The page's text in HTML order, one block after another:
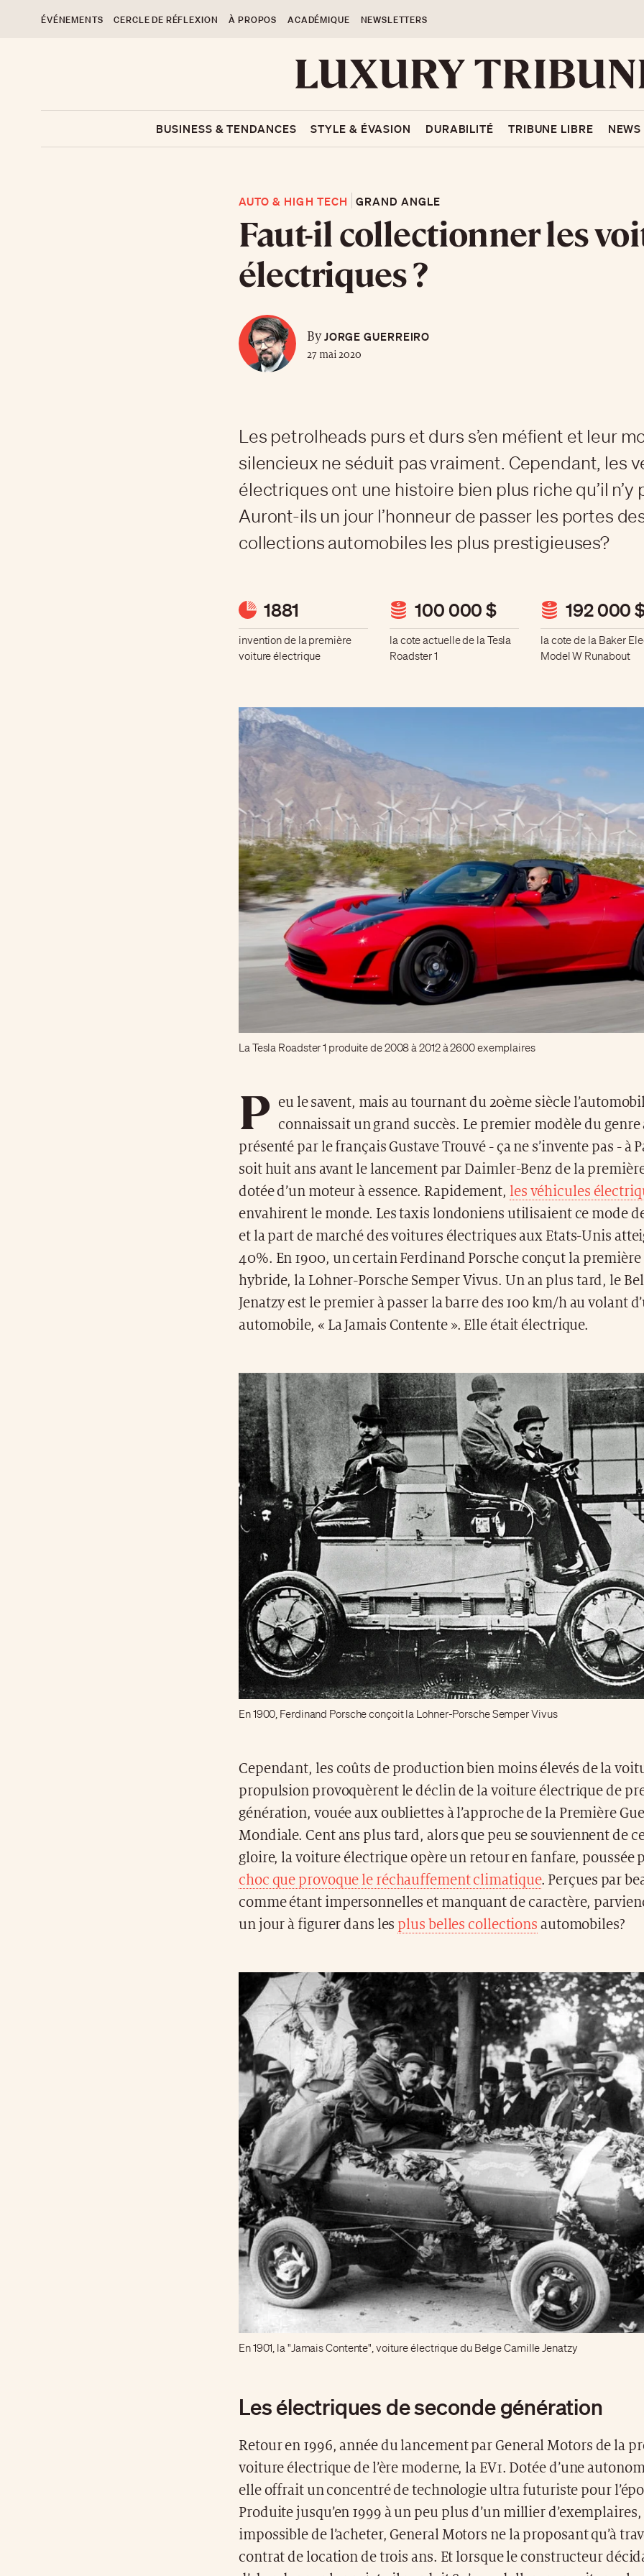
ÉVÉNEMENTS CERCLE DE RÉFLEXION À PROPOS ACADÉMIQUE NEWSLETTERS
BUSINESS & TENDANCES STYLE & ÉVASION DURABILITÉ TRIBUNE LIBRE NEWS
AUTO & HIGH TECH GRAND ANGLE
Faut-il collectionner les
électriques ?
ByJORGE GUERREIRO
27 mai 2020
Les petrolheads purs et durs s’en méfient et leur
silencieux ne séduit pas vraiment. Cependant, les
électriques ont une histoire bien plus riche qu’il n’y
Auront-ils un jour l’honneur de passer les portes
collections automobiles les plus prestigieuses?
1881
invention de la première
voiture électrique
100 000 $
la cote actuelle de la Tesla
Roadster 1
192 000
la cote de la Baker
Model W Runabout
La Tesla Roadster 1 produite de 2008 à 2012 à 2600 exemplaires
P
eu le savent, mais au tournant du 20ème siècle
connaissait un grand succès. Le premier modèle du genre
présenté par le français Gustave Trouvé - ça ne s’invente pas - à
soit huit ans avant le lancement par Daimler-Benz de la
dotée d’un moteur à essence. Rapidement, les véhicules
envahirent le monde. Les taxis londoniens utilisaient ce mode
et la part de marché des voitures électriques aux Etats-Unis
40%. En 1900, un certain Ferdinand Porsche conçut la
hybride, la Lohner-Porsche Semper Vivus. Un an plus tard, le
Jenatzy est le premier à passer la barre des 100 km/h au volant
automobile, « La Jamais Contente ». Elle était électrique.
En 1900, Ferdinand Porsche conçoit la Lohner-Porsche Semper Vivus
Cependant, les coûts de production bien moins élevés de la
propulsion provoquèrent le déclin de la voiture électrique de
génération, vouée aux oubliettes à l’approche de la Première
Mondiale. Cent ans plus tard, alors que peu se souviennent de
gloire, la voiture électrique opère un retour en fanfare, poussée
choc que provoque le réchauffement climatique. Perçues par
comme étant impersonnelles et manquant de caractère,
un jour à figurer dans les plus belles collections automobiles?
En 1901, la "Jamais Contente", voiture électrique du Belge Camille Jenatzy
Les électriques de seconde génération
Retour en 1996, année du lancement par General Motors de la
voiture électrique de l’ère moderne, la EV1. Dotée d’une
elle offrait un concentré de technologie ultra futuriste pour
Produite jusqu’en 1999 à un peu plus d’un millier
impossible de l’acheter, General Motors ne la proposant qu’à
contrat de location de trois ans. Et lorsque le constructeur